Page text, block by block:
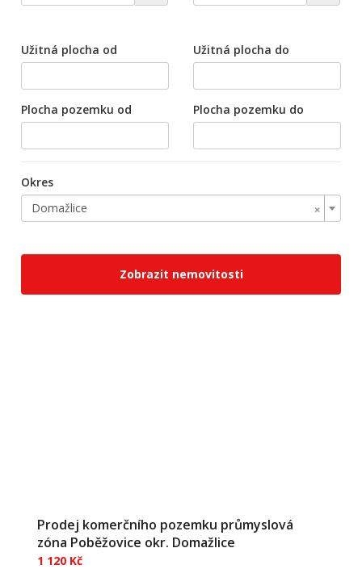
Užitná plocha od Užitná plocha do
Plocha pozemku od Plocha pozemku do
Okres
×
Domažlice
Zobrazit nemovitosti
Prodej komerčního pozemku průmyslová
zóna Poběžovice okr. Domažlice
1 120 Kč